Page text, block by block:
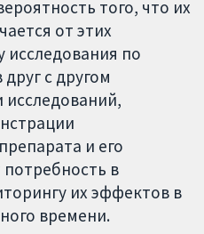
того, что их
от этих
исследования по
с другом
и его
в
их эффектов в
времени.